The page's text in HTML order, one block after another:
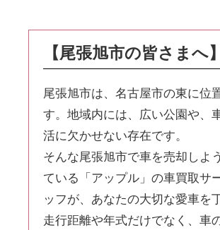
【尾張旭市の皆さまへ
尾張旭市は、名古屋市の東に位
す。地域内には、広い公園や、
活に欠かせない存在です。
そんな尾張旭市で車を売却しよ
ている「アップル」の車買取サ
ッフが、あなたの大切な愛車を
走行距離や年式だけでなく、車